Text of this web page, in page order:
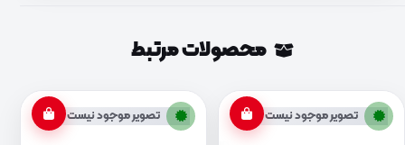
محصولات مرتبط
تصویر موجود نیست تصویر موجود نیست